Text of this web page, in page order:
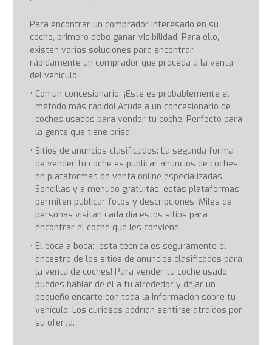
Para encontrar un comprador interesado en su
coche, primero debe ganar visibilidad. Para ello,
existen varias soluciones para encontrar
rápidamente un comprador que proceda a la venta
del vehículo.
Con un concesionario: ¡Este es probablemente el
método más rápido! Acude a un concesionario de
coches usados para vender tu coche. Perfecto para
la gente que tiene prisa.
Sitios de anuncios clasificados: La segunda forma
de vender tu coche es publicar anuncios de coches
en plataformas de venta online especializadas.
Sencillas y a menudo gratuitas, estas plataformas
permiten publicar fotos y descripciones. Miles de
personas visitan cada día estos sitios para
encontrar el coche que les conviene.
El boca a boca: ¡esta técnica es seguramente el
ancestro de los sitios de anuncios clasificados para
la venta de coches! Para vender tu coche usado,
puedes hablar de él a tu alrededor y dejar un
pequeño encarte con toda la información sobre tu
vehículo. Los curiosos podrían sentirse atraídos por
su oferta.